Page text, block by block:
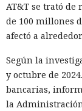
AT&T se trató de
de 100 millones
afectó a
Según la
y octubre de
bancarias,
la
los